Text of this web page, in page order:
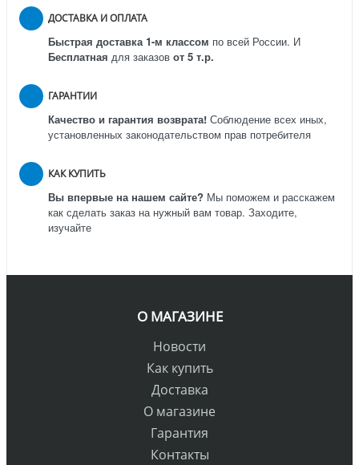
ДОСТАВКА И ОПЛАТА
Быстрая доставка 1-м классом по всей России. И
Бесплатная для заказов от 5 т.р.
ГАРАНТИИ
Качество и гарантия возврата! Соблюдение всех иных,
установленных законодательством прав потребителя
КАК КУПИТЬ
Вы впервые на нашем сайте? Мы поможем и расскажем
как сделать заказ на нужный вам товар. Заходите,
изучайте
О МАГАЗИНЕ
Новости
Как купить
Доставка
О магазине
Гарантия
Контакты